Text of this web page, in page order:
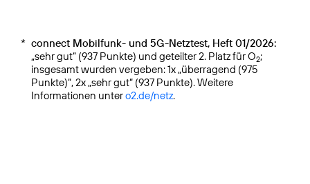
* connect Mobilfunk- und 5G-Netztest, Heft 01/2026:
„sehr gut“ (937 Punkte) und geteilter 2. Platz für O2;
insgesamt wurden vergeben: 1x „überragend (975
Punkte)“, 2x „sehr gut“ (937 Punkte). Weitere
Informationen untero2.de/netz.